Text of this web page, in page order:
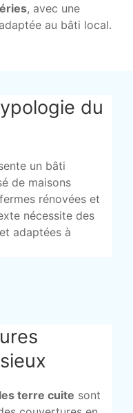
, avec une
au bâti local.
du
un bâti
de maisons
rénovées et
nécessite des
adaptées à
terre cuite sont